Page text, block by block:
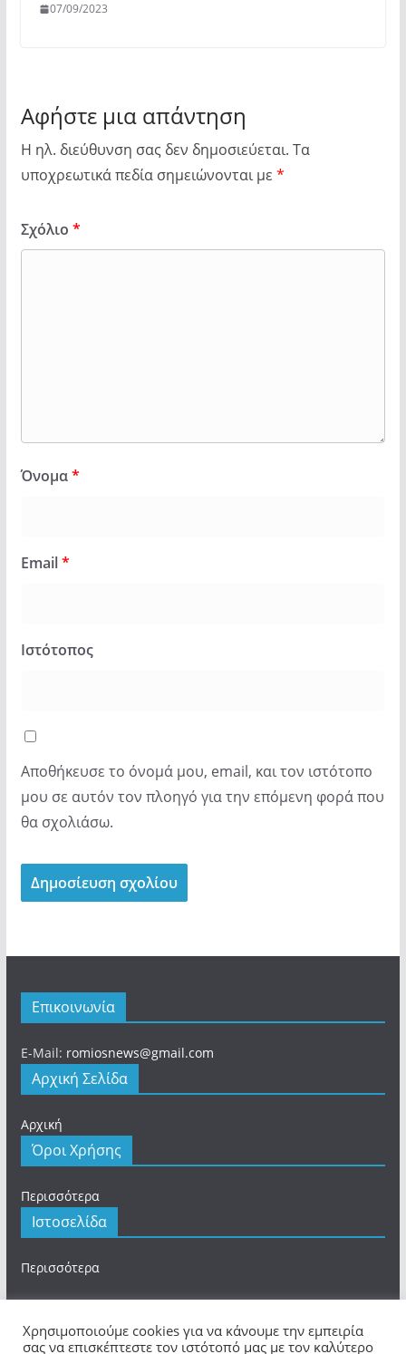
07/09/2023
Αφήστε μια απάντηση
Η ηλ. διεύθυνση σας δεν δημοσιεύεται. Τα
υποχρεωτικά πεδία σημειώνονται με *
Σχόλιο *
Όνομα*
Email*
Ιστότοπος
Αποθήκευσε το όνομά μου, email, και τον ιστότοπο
μου σε αυτόν τον πλοηγό για την επόμενη φορά που
θα σχολιάσω.
Επικοινωνία
E-Mail: romiosnews@gmail.com
Αρχική Σελίδα
Αρχική
Όροι Χρήσης
Περισσότερα
Ιστοσελίδα
Περισσότερα
Χρησιμοποιούμε cookies για να κάνουμε την εμπειρία
σας να επισκέπτεστε τον ιστότοπό μας με τον καλύτερο